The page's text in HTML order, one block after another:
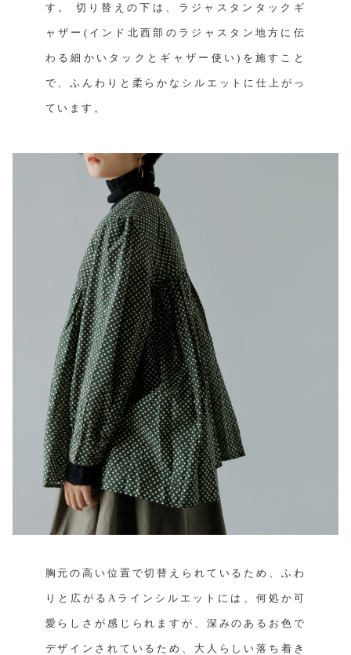
す。 切り替えの下は、ラジャスタンタックギ
ャザー(インド北西部のラジャスタン地方に伝
わる細かいタックとギャザー使い)を施すこと
で、ふんわりと柔らかなシルエットに仕上がっ
ています。
胸元の高い位置で切替えられているため、ふわ
りと広がるAラインシルエットには、何処か可
愛らしさが感じられますが、深みのあるお色で
デザインされているため、大人らしい落ち着き